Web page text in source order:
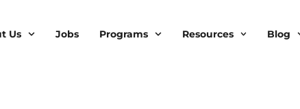
Us Jobs Programs Resources Blog